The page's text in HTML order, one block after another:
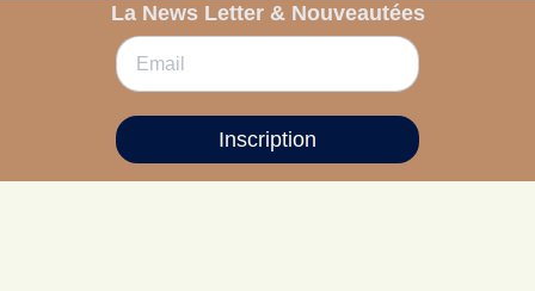
La News Letter & Nouveautées
Inscription